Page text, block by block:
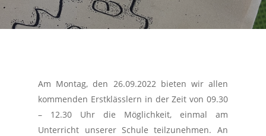
Am Montag, den 26.09.2022 bieten wir allen
kommenden Erstklässlern in der Zeit von 09.30
– 12.30 Uhr die Möglichkeit, einmal am
Unterricht unserer Schule teilzunehmen. An